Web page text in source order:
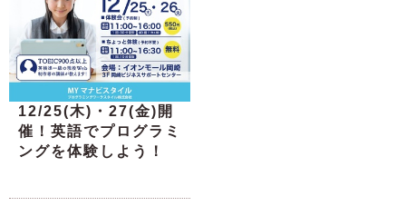
12/25(木)・27(金)開
催！英語でプログラミ
ングを体験しよう！